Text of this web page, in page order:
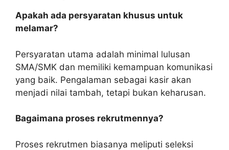
Apakah ada persyaratan khusus untuk
melamar?
Persyaratan utama adalah minimal lulusan
SMA/SMK dan memiliki kemampuan komunikasi
yang baik. Pengalaman sebagai kasir akan
menjadi nilai tambah, tetapi bukan keharusan.
Bagaimana proses rekrutmennya?
Proses rekrutmen biasanya meliputi seleksi